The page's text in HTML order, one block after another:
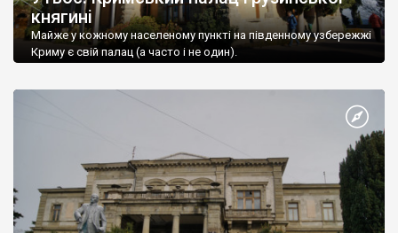
княгині
Майже у кожному населеному пункті на південному узбережжі
Криму є свій палац (а часто і не один).